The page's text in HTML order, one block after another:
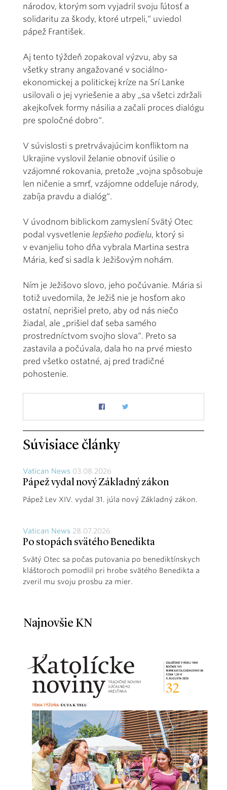
národov, ktorým som vyjadril svoju ľútosť a
solidaritu za škody, ktoré utrpeli,“ uviedol
pápež František.
Aj tento týždeň zopakoval výzvu, aby sa
všetky strany angažované v sociálno-
ekonomickej a politickej kríze na Srí Lanke
usilovali o jej vyriešenie a aby „sa všetci zdržali
akejkoľvek formy násilia a začali proces dialógu
pre spoločné dobro“.
V súvislosti s pretrvávajúcim konfliktom na
Ukrajine vyslovil želanie obnoviť úsilie o
vzájomné rokovania, pretože „vojna spôsobuje
len ničenie a smrť, vzájomne oddeľuje národy,
zabíja pravdu a dialóg“.
V úvodnom biblickom zamyslení Svätý Otec
podal vysvetlenie lepšieho podielu, ktorý si
v evanjeliu toho dňa vybrala Martina sestra
Mária, keď si sadla k Ježišovým nohám.
Ním je Ježišovo slovo, jeho počúvanie. Mária si
totiž uvedomila, že Ježiš nie je hosťom ako
ostatní, neprišiel preto, aby od nás niečo
žiadal, ale „prišiel dať seba samého
prostredníctvom svojho slova“. Preto sa
zastavila a počúvala, dala ho na prvé miesto
pred všetko ostatné, aj pred tradičné
pohostenie.
Súvisiace články
Vatican News 03.08.2026
Pápež vydal nový Základný zákon
Pápež Lev XIV. vydal 31. júla nový Základný zákon.
Vatican News 28.07.2026
Po stopách svätého Benedikta
Svätý Otec sa počas putovania po benediktínskych
kláštoroch pomodlil pri hrobe svätého Benedikta a
zveril mu svoju prosbu za mier.
Najnovšie KN